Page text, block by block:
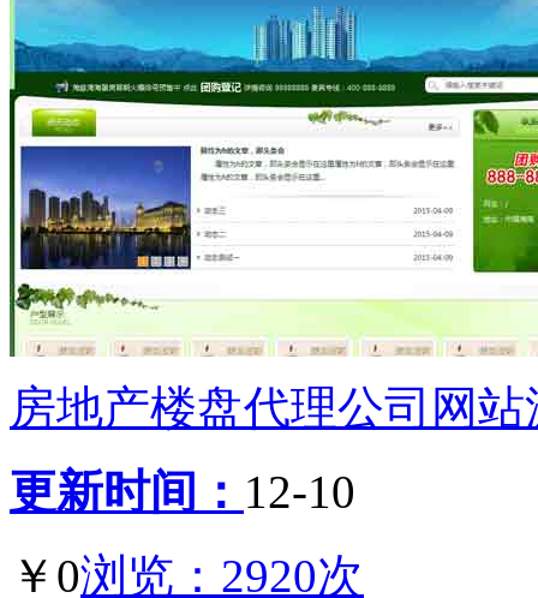
房地产楼盘代理公司网站
更新时间： 12-10
￥0浏览：2920次